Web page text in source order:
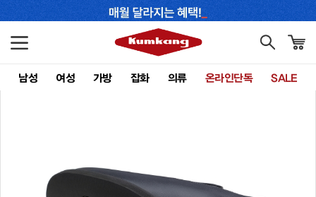
남성 여성 가방 잡화 의류 온라인단독 SALE